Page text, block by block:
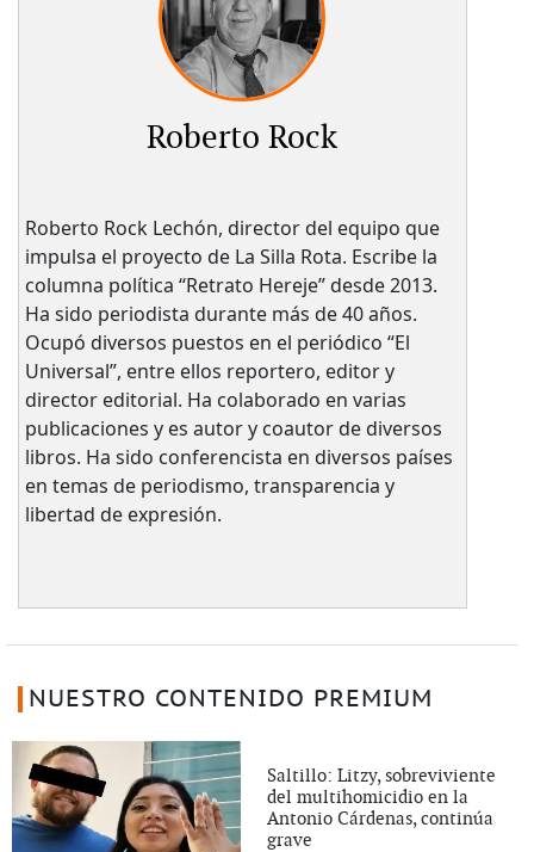
Roberto Rock
Roberto Rock Lechón, director del equipo que
impulsa el proyecto de La Silla Rota. Escribe la
columna política “Retrato Hereje” desde 2013.
Ha sido periodista durante más de 40 años.
Ocupó diversos puestos en el periódico “El
Universal”, entre ellos reportero, editor y
director editorial. Ha colaborado en varias
publicaciones y es autor y coautor de diversos
libros. Ha sido conferencista en diversos países
en temas de periodismo, transparencia y
libertad de expresión.
NUESTRO CONTENIDO PREMIUM
Saltillo: Litzy, sobreviviente
del multihomicidio en la
Antonio Cárdenas, continúa
grave